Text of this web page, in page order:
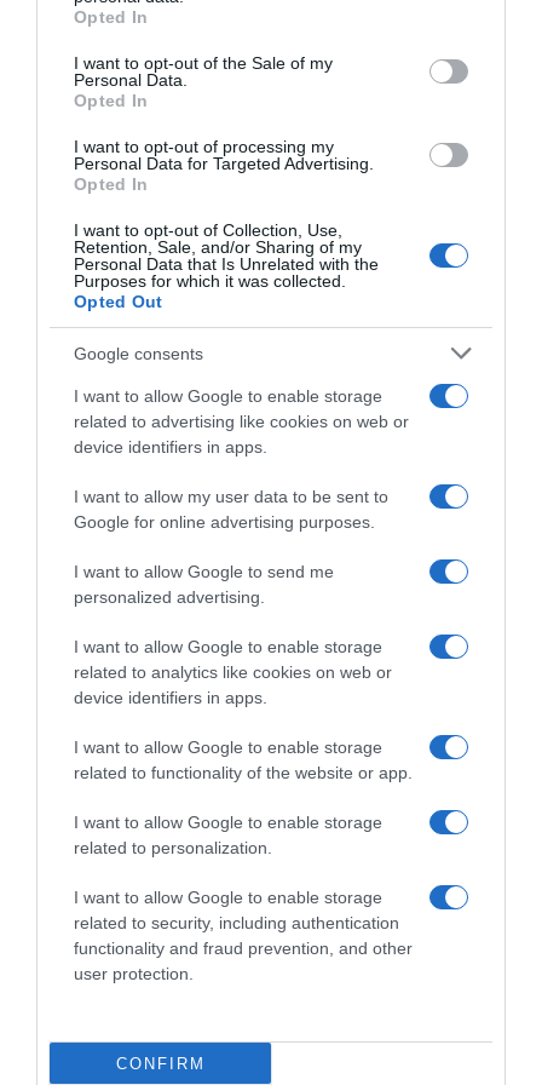
grant or deny consent to Google and its third-party tags to
use your data for below specified purposes in below Google
consent section.
Opted In
I want to opt-out of the Sale of my
Personal Data.
Opted In
I want to opt-out of processing my
Personal Data for Targeted Advertising.
Opted In
I want to opt-out of Collection, Use,
Retention, Sale, and/or Sharing of my
Personal Data that Is Unrelated with the
Purposes for which it was collected.
Opted Out
Google consents
I want to allow Google to enable storage
related to advertising like cookies on web or
device identifiers in apps.
I want to allow my user data to be sent to
Google for online advertising purposes.
I want to allow Google to send me
personalized advertising.
I want to allow Google to enable storage
related to analytics like cookies on web or
device identifiers in apps.
I want to allow Google to enable storage
related to functionality of the website or app.
I want to allow Google to enable storage
related to personalization.
I want to allow Google to enable storage
related to security, including authentication
functionality and fraud prevention, and other
user protection.
CONFIRM
Μυστράς: Με ψυχολογικά προβλήματα ο
55χρονος που έκρυψε τον νεκρό πατέρα
του σε καταψύκτη – Τι υποστηρίζει ο
Ινφαντίνο: Διαψεύδει τις καταγγελίες
την UEFA
Ακολούθησε το debater.gr στο
Share Tweet
ΔΙΑΦΗΜΙΣΗ
ΣΧΟΛΙΑ